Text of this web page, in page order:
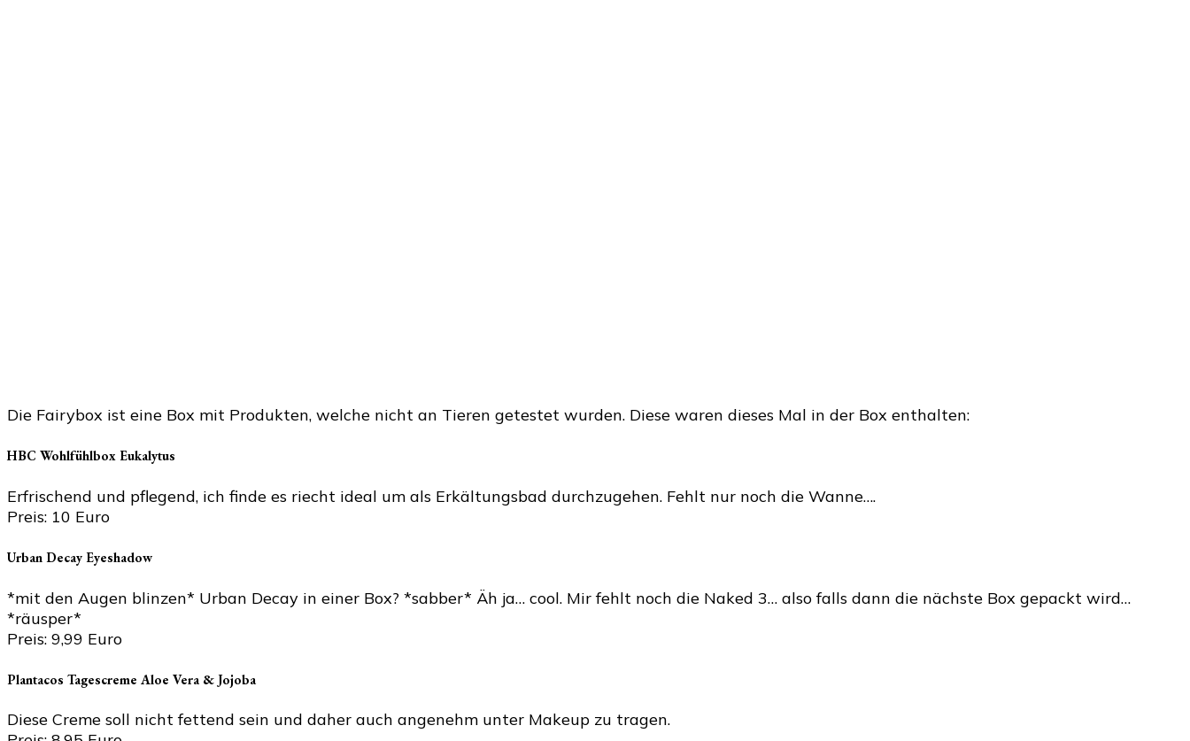
Die Fairybox ist eine Box mit Produkten, welche nicht an Tieren getestet wurden. Diese waren dieses Mal in der Box enthalten:
HBC Wohlfühlbox Eukalytus
Erfrischend und pflegend, ich finde es riecht ideal um als Erkältungsbad durchzugehen. Fehlt nur noch die Wanne….
Preis: 10 Euro
Urban Decay Eyeshadow
*mit den Augen blinzen* Urban Decay in einer Box? *sabber* Äh ja… cool. Mir fehlt noch die Naked 3… also falls dann die nächste Box gepackt wird…
*räusper*
Preis: 9,99 Euro
Plantacos Tagescreme Aloe Vera & Jojoba
Diese Creme soll nicht fettend sein und daher auch angenehm unter Makeup zu tragen.